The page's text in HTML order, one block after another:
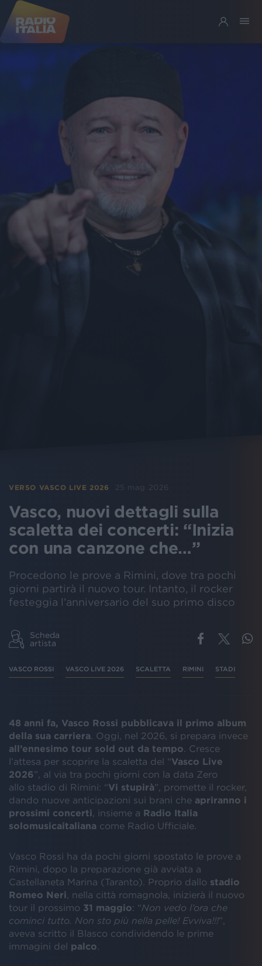
VERSO VASCO LIVE 2026 25 mag 2026
Vasco, nuovi dettagli sulla
scaletta dei concerti: “Inizia
con una canzone che…”
Procedono le prove a Rimini, dove tra pochi
giorni partirà il nuovo tour. Intanto, il rocker
festeggia l’anniversario del suo primo disco
Scheda
artista
VASCO ROSSI VASCO LIVE 2026 SCALETTA RIMINI STADI
48 anni fa, Vasco Rossi pubblicava il primo album
della sua carriera . Oggi, nel 2026, si prepara invece
all’ennesimo tour sold out da tempo . Cresce
l’attesa per scoprire la scaletta del “Vasco Live
2026”, al via tra pochi giorni con la data Zero
allo stadio di Rimini: “Vi stupirà”, promette il rocker,
dando nuove anticipazioni sui brani che apriranno i
prossimi concerti , insieme a Radio Italia
solomusicaitaliana come Radio Ufficiale.
Vasco Rossi ha da pochi giorni spostato le prove a
Rimini, dopo la preparazione già avviata a
Castellaneta Marina (Taranto). Proprio dallo stadio
Romeo Neri , nella città romagnola, inizierà il nuovo
tour il prossimo 31 maggio: “Non vedo l’ora che
cominci tutto. Non sto più nella pelle! Evviva!!!”,
aveva scritto il Blasco condividendo le prime
immagini del palco